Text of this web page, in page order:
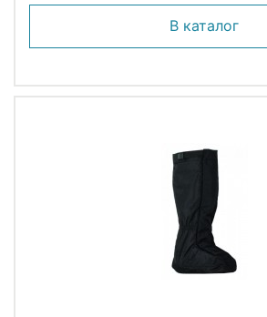
В каталог